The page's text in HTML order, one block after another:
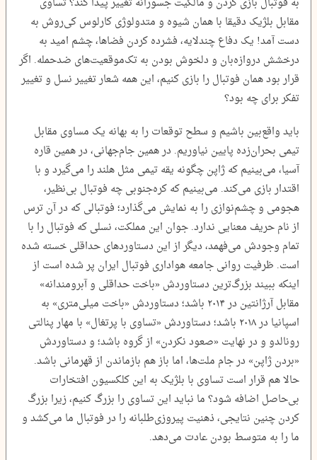
مقابل بلژیک دقیقا با همان شیوه و متدولوژی کارلوس کی‌روش به
دست آمد! یک دفاع چندلایه، فشرده کردن فضاها، چشم امید به
درخشش دروازه‌بان و دلخوش بودن به تک‌موقعیت‌های ضدحمله. اگر
قرار بود همان فوتبال را بازی کنیم، این همه شعار تغییر نسل و تغییر
تفکر برای چه بود؟
باید واقع‌بین باشیم و سطح توقعات را به بهانه یک مساوی مقابل
تیمی بحران‌زده پایین نیاوریم. در همین جام‌جهانی، در همین قاره
آسیا، می‌بینیم که ژاپن چگونه یقه تیمی مثل هلند را می‌گیرد و با
اقتدار بازی می‌کند. می‌بینیم که کره‌جنوبی چه فوتبال بی‌نظیر،
هجومی و چشم‌نوازی را به نمایش می‌گذارد؛ فوتبالی که در آن ترس
از نام حریف معنایی ندارد. جوان این مملکت، نسلی که فوتبال را با
تمام وجودش می‌فهمد، دیگر از این دستاوردهای حداقلی خسته شده
است. ظرفیت روانی جامعه هواداری فوتبال ایران پر شده است از
اینکه ببیند بزرگ‌ترین دستاوردش «باخت حداقلی و آبرومندانه»
مقابل آرژانتین در ۲۰۱۴ باشد؛ دستاوردش «باخت میلی‌متری» به
اسپانیا در ۲۰۱۸ باشد؛ دستاوردش «تساوی با پرتغال» با مهار پنالتی
رونالدو و در نهایت «صعود نکردن» از گروه باشد؛ و دستاوردش
«بردن ژاپن» در جام ملت‌ها، اما باز هم بازماندن از قهرمانی باشد.
حالا هم قرار است تساوی با بلژیک به این کلکسیون افتخارات
بی‌حاصل اضافه شود؟ ما نباید این تساوی را بزرگ کنیم، زیرا بزرگ
کردن چنین نتایجی، ذهنیت پیروزی‌طلبانه را در فوتبال ما می‌کشد و
ما را به متوسط بودن عادت می‌دهد.